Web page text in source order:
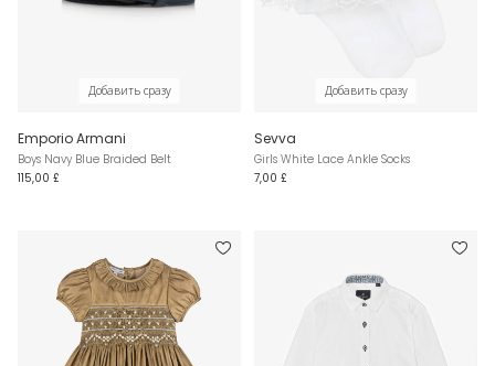
Добавить сразу
Emporio Armani
Boys Navy Blue Braided Belt
115,00 £
Добавить сразу
Sevva
Girls White Lace Ankle Socks
7,00 £